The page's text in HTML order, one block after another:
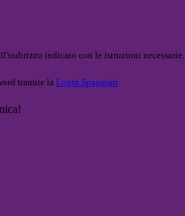
indicato con le istruzioni necessarie.
tramite la Login Spaggiari